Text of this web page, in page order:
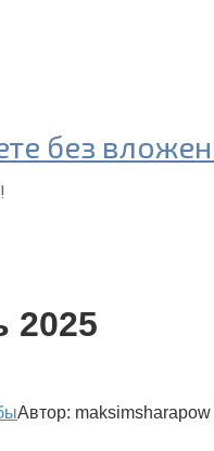
без
2025
Автор: maksimsharapow